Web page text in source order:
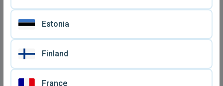
Κασέτες ροκ
μεταχειρισμένες,
€ 120
Κασσέτες καινούργιες με
Estonia
Finland
France